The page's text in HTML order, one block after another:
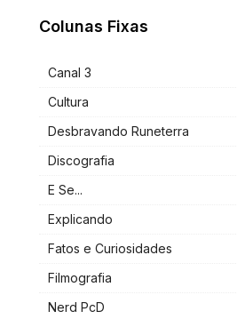
Colunas Fixas
Canal 3
Cultura
Desbravando Runeterra
Discografia
E Se...
Explicando
Fatos e Curiosidades
Filmografia
Nerd PcD